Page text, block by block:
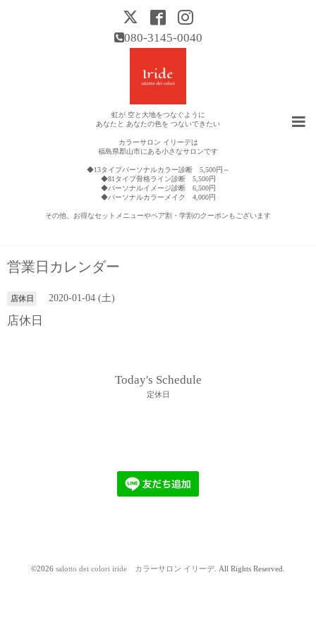
080-3145-0040
虹が 空と大地をつなぐように
あなたと あなたの色を つないできたい
カラーサロン イリーデは
福島県郡山市にある小さなサロンです
◆13タイプパーソナルカラー診断 5,500円～
◆81タイプ骨格ライン診断 5,500円
◆パーソナルイメージ診断 6,500円
◆パーソナルカラーメイク 4,000円
その他、お得なセットメニューやペア割・学割のクーポンもございます
営業日カレンダー
店休日 2020-01-04 (土)
店休日
Today's Schedule
定休日
©2026 salotto dei colori iride カラーサロン イリーデ. All Rights Reserved.